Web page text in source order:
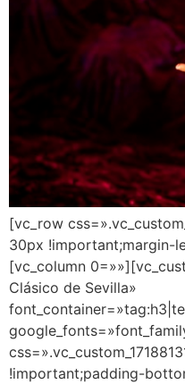
[vc_row
30px !important;margin-
[vc_column
Clásico de Sevilla»
!important;padding-